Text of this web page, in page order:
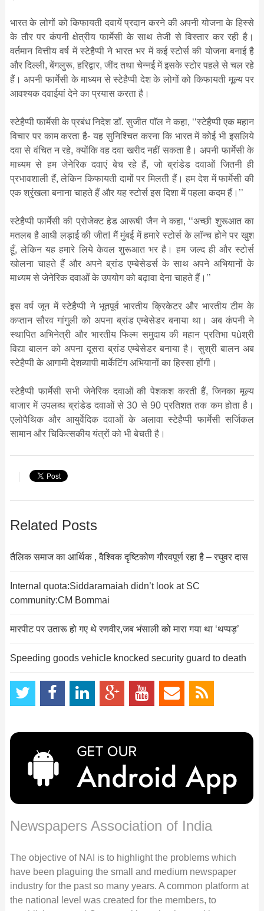
भारत के लोगों को किफायती दवायें प्रदान करने की अपनी योजना के हिस्से
के तौर पर कंपनी क्षेत्रीय फार्मेसी के साथ तेजी से विस्तार कर रही है।
वर्तमान वित्तीय वर्ष में स्टेहैप्पी ने भारत भर में कई स्टोर्स की योजना बनाई है
और दिल्ली, बेंगलुरू, हरिद्वार, जींद तथा चेन्नई में इसके स्टोर पहले से चल रहे
हैं। अपनी फार्मेसी के माध्यम से स्टेहैप्पी देश के लोगों को किफायती मूल्य पर
आवश्यक दवाईयां देने का प्रयास करता है।
स्टेहैप्पी फार्मेसी के प्रबंध निदेश डाॅ. सुजीत पाॅल ने कहा, ‘‘स्टेहैप्पी एक महान
विचार पर काम करता है- यह सुनिश्चित करना कि भारत में कोई भी इसलिये
दवा से वंचित न रहे, क्योंकि वह दवा खरीद नहीं सकता है। अपनी फार्मेसी के
माध्यम से हम जेनेरिक दवाएं बेच रहे हैं, जो ब्रांडेड दवाओं जितनी ही
प्रभावशाली हैं, लेकिन किफायती दामों पर मिलती हैं। हम देश में फार्मेसी की
एक श्रृंखला बनाना चाहते हैं और यह स्टोर्स इस दिशा में पहला कदम हैं।’’
स्टेहैप्पी फार्मेसी की प्रोजेक्ट हेड आरूषी जैन ने कहा, ‘‘अच्छी शुरूआत का
मतलब है आधी लड़ाई की जीत! मैं मुंबई में हमारे स्टोर्स के लाॅन्च होने पर खुश
हूँ, लेकिन यह हमारे लिये केवल शुरूआत भर है। हम जल्द ही और स्टोर्स
खोलना चाहते हैं और अपने ब्रांड एम्बेसेडर्स के साथ अपने अभियानों के
माध्यम से जेनेरिक दवाओं के उपयोग को बढ़ावा देना चाहते हैं।’’
इस वर्ष जून में स्टेहैप्पी ने भूतपूर्व भारतीय क्रिकेटर और भारतीय टीम के
कप्तान सौरव गांगुली को अपना ब्रांड एम्बेसेडर बनाया था। अब कंपनी ने
स्थापित अभिनेत्री और भारतीय फिल्म समुदाय की महान प्रतिभा पùश्री
विद्या बालन को अपना दूसरा ब्रांड एम्बेसेडर बनाया है। सुश्री बालन अब
स्टेहैप्पी के आगामी देशव्यापी मार्केटिंग अभियानों का हिस्सा होंगी।
स्टेहैप्पी फार्मेसी सभी जेनेरिक दवाओं की पेशकश करती हैं, जिनका मूल्य
बाजार में उपलब्ध ब्रांडेड दवाओं से 30 से 90 प्रतिशत तक कम होता है।
एलोपैथिक और आयुर्वेदिक दवाओं के अलावा स्टेहैप्पी फार्मेसी सर्जिकल
सामान और चिकित्सकीय यंत्रों को भी बेचती है।
Related Posts
तैलिक समाज का आर्थिक , वैश्विक दृष्टिकोण गौरवपूर्ण रहा है – रघुवर दास
Internal quota:Siddaramaiah didn’t look at SC
community:CM Bommai
मारपीट पर उतारू हो गए थे रणवीर,जब भंसाली को मारा गया था ‘थप्पड़’
Speeding goods vehicle knocked security guard to death
Newspapers Association of India
The objective of NAI is to highlight the problems which
have been plaguing the small and medium newspaper
industry for the past so many years. A common platform at
the national level was created for the members, to